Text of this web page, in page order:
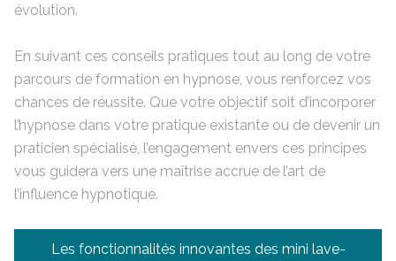
évolution.
En suivant ces conseils pratiques tout au long de votre
parcours de formation en hypnose, vous renforcez vos
chances de réussite. Que votre objectif soit d’incorporer
l’hypnose dans votre pratique existante ou de devenir un
praticien spécialisé, l’engagement envers ces principes
vous guidera vers une maîtrise accrue de l’art de
l’influence hypnotique.
Navigation
Les fonctionnalités innovantes des mini lave-